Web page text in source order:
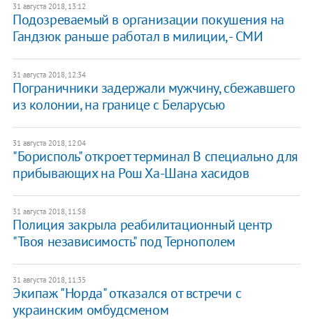
31 августа 2018, 13:12
Подозреваемый в организации покушения на
Гандзюк раньше работал в милиции, - СМИ
31 августа 2018, 12:34
Пограничники задержали мужчину, сбежавшего
из колонии, на границе с Беларусью
31 августа 2018, 12:04
"Борисполь" откроет терминал В специально для
прибывающих на Рош Ха-Шана хасидов
31 августа 2018, 11:58
Полиция закрыла реабилитационный центр
"Твоя независимость" под Тернополем
31 августа 2018, 11:35
Экипаж "Норда" отказался от встречи с
украинским омбудсменом